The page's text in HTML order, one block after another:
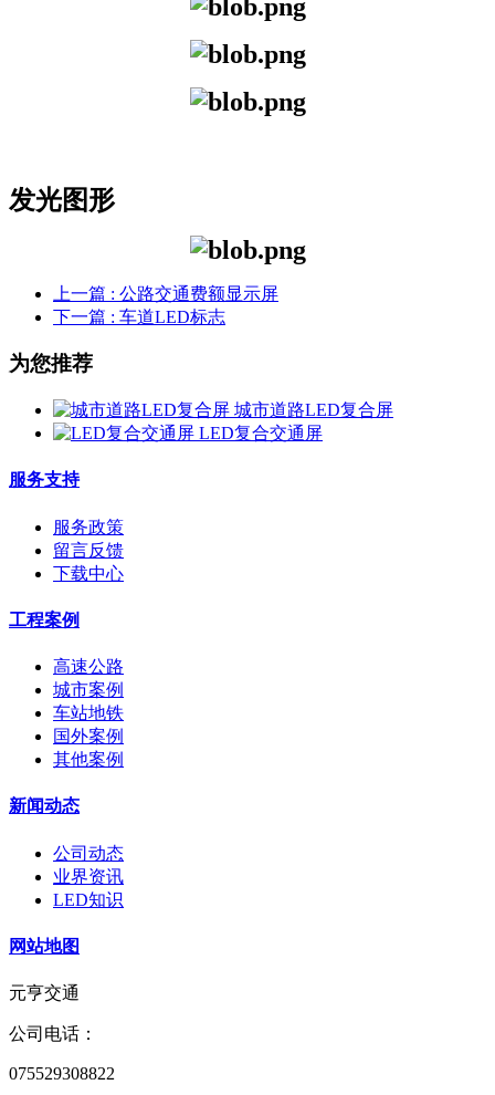
发光图形
上一篇 : 公路交通费额显示屏
下一篇 : 车道LED标志
为您推荐
城市道路LED复合屏
LED复合交通屏
服务支持
服务政策
留言反馈
下载中心
工程案例
高速公路
城市案例
车站地铁
国外案例
其他案例
新闻动态
公司动态
业界资讯
LED知识
网站地图
元亨交通
公司电话：
075529308822